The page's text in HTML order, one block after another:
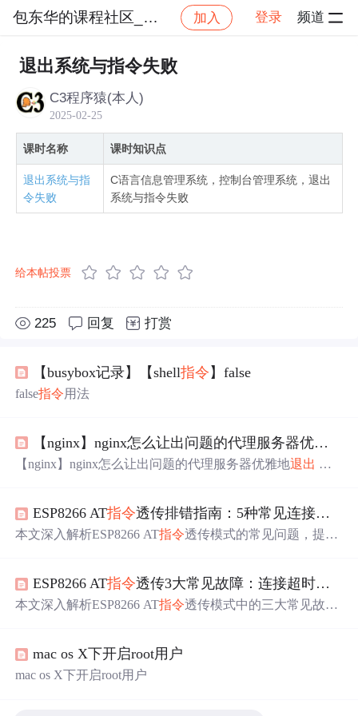
包东华的课程社区_NO_1 加入 登录 频道
社区 包东华的课程社区_NO_1
退出系统与指令失败
C3程序猿(本人)
2025-02-25
课时名称 课时知识点
退出系统与指
令失败
C语言信息管理系统，控制台管理系统，退出
系统与指令失败
给本帖投票
225 回复 打赏
【busybox记录】【shell指令 】false
false指令用法
【nginx】nginx怎么让出问题的代理服务器优雅地
【nginx】nginx怎么让出问题的代理服务器优雅地退出 实
性能和业务需求，调整max_fails和fail_timeout的值。过于敏
感或过于宽松的设置都可能不利于系统的稳定性和可用
ESP8266 AT指令透传排错指南：5种常见连接失败
本文深入解析ESP8266 AT指令透传模式的常见问题，提供
者快速解决Wi-Fi模块透传中的TCP连接超时、数据粘包等
典型问题，提升物联网设备通信稳定性。
ESP8266 AT指令透传3大常见故障：连接超时、数据丢失、模式切换
本文深入解析ESP8266 AT指令透传模式中的三大常见故
化，帮助开发者快速定位问题并提升透传稳定性，适用于
物联网设备开发和调试场景。
mac os X下开启root用户
mac os X下开启root用户